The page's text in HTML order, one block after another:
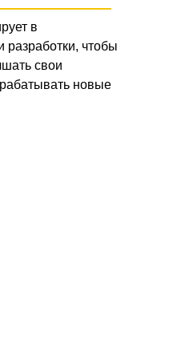
в
разработки, чтобы
свои
новые